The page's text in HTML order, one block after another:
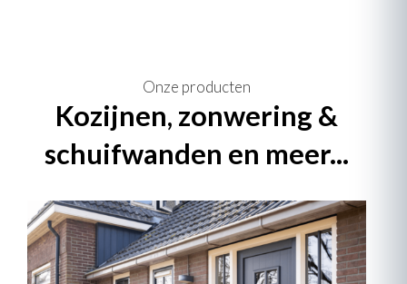
Onze producten
Kozijnen, zonwering &
schuifwanden en meer...